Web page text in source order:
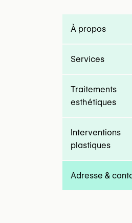
À propos
Services
Traitements
esthétiques
Interventions
plastiques
Adresse &